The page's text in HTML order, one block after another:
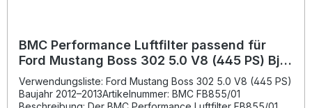
BMC Performance Luftfilter passend für
Ford Mustang Boss 302 5.0 V8 (445 PS) Bj.
2012–2013
Verwendungsliste: Ford Mustang Boss 302 5.0 V8 (445 PS)
Baujahr 2012–2013Artikelnummer: BMC FB855/01